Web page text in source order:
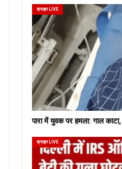
क्राइम LIVE
पारा में युवक पर हमला: गाल
क्राइम LIVE